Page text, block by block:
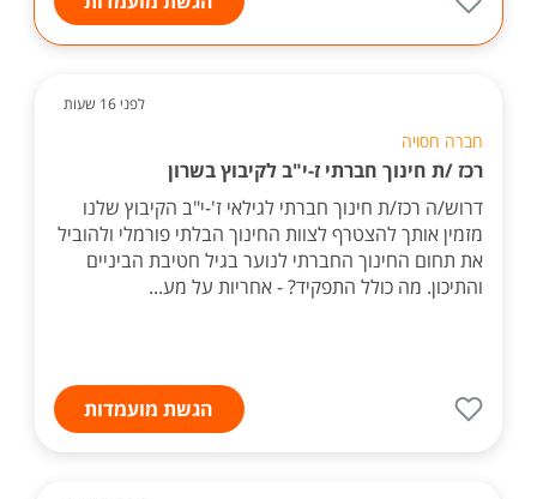
לפני 16 שעות
חברה חסויה
רכז /ת חינוך חברתי ז-י"ב לקיבוץ בשרון
דרוש/ה רכז/ת חינוך חברתי לגילאי ז'-י"ב הקיבוץ שלנו
מזמין אותך להצטרף לצוות החינוך הבלתי פורמלי ולהוביל
את תחום החינוך החברתי לנוער בגיל חטיבת הביניים
והתיכון. מה כולל התפקיד? - אחריות על מע...
הגשת מועמדות